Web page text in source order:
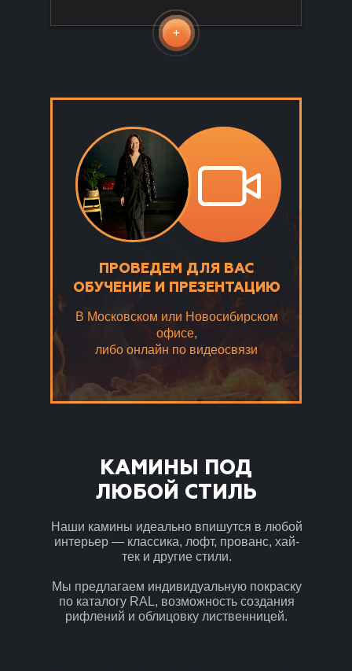
В Московском или Новосибирском
офисе,
либо онлайн по видеосвязи
ПРОВЕДЕМ ДЛЯ ВАС
ОБУЧЕНИЕ И ПРЕЗЕНТАЦИЮ
КАМИНЫ ПОД
ЛЮБОЙ СТИЛЬ
Наши камины идеально впишутся в любой
интерьер — классика, лофт, прованс, хай-
тек и другие стили.
Мы предлагаем индивидуальную покраску
по каталогу RAL, возможность создания
рифлений и облицовку лиственницей.